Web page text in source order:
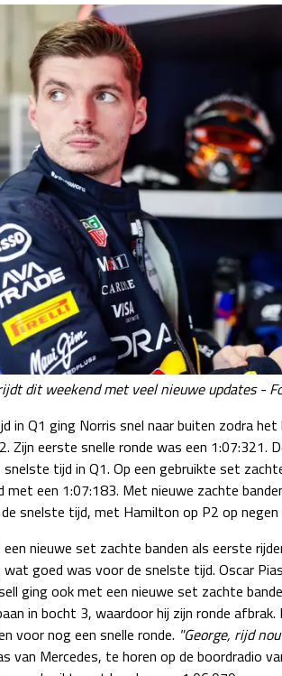
dit weekend met veel nieuwe updates -
in Q1 ging Norris snel naar buiten zodra
Zijn eerste snelle ronde was een 1:07:321.
snelste tijd in Q1. Op een gebruikte set
met een 1:07:183. Met nieuwe zachte
snelste tijd, met Hamilton op P2 op
nieuwe set zachte banden als eerste
wat goed was voor de snelste tijd. Oscar
ging ook met een nieuwe set zachte
in bocht 3, waardoor hij zijn ronde
voor nog een snelle ronde. "George, rijd
van Mercedes, te horen op de boordradio